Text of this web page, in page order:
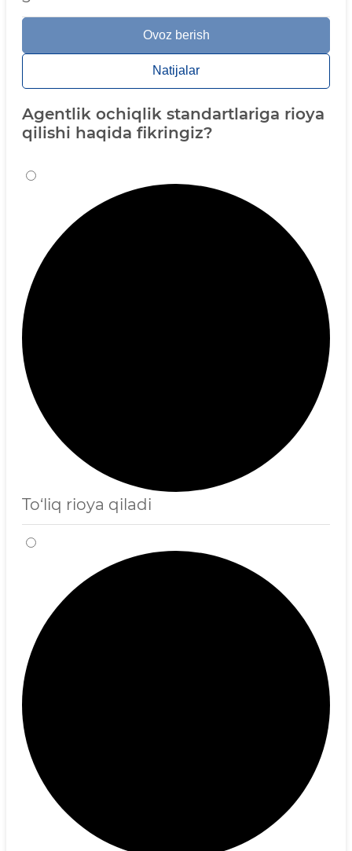
Ovoz berish
Natijalar
Agentlik ochiqlik standartlariga rioya
qilishi haqida fikringiz?
To‘liq rioya qiladi